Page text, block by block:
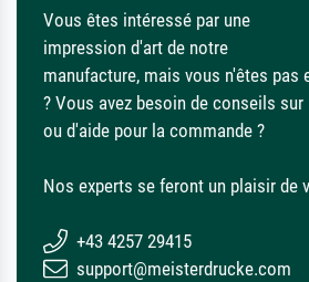
Vous êtes intéressé par une
impression d'art de notre
manufacture, mais vous n'êtes pas
? Vous avez besoin de conseils
ou d'aide pour la commande ?
Nos experts se feront un plaisir de
+43 4257 29415
support@meisterdrucke.com